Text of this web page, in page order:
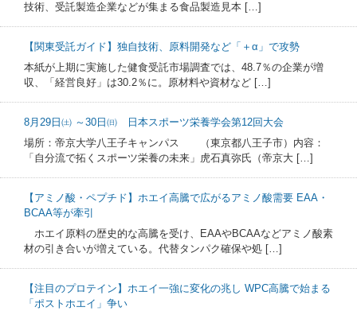
技術、受託製造企業などが集まる食品製造見本 […]
【関東受託ガイド】独自技術、原料開発など「＋α」で攻勢
本紙が上期に実施した健食受託市場調査では、48.7％の企業が増
収、「経営良好」は30.2％に。原材料や資材など […]
8月29日㈯ ～30日㈰ 日本スポーツ栄養学会第12回大会
場所：帝京大学八王子キャンパス （東京都八王子市）内容：
「自分流で拓くスポーツ栄養の未来」虎石真弥氏（帝京大 […]
【アミノ酸・ペプチド】ホエイ高騰で広がるアミノ酸需要 EAA・
BCAA等が牽引
ホエイ原料の歴史的な高騰を受け、EAAやBCAAなどアミノ酸素
材の引き合いが増えている。代替タンパク確保や処 […]
【注目のプロテイン】ホエイ一強に変化の兆し WPC高騰で始まる
「ポストホエイ」争い